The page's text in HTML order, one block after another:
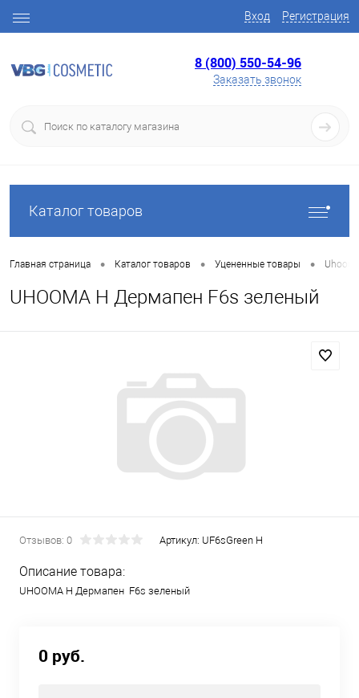
Вход Регистрация
8 (800) 550-54-96
Заказать звонок
Каталог товаров
Главная страница • Каталог товаров • Уцененные товары •
UHOOMA H Дермапен F6s зеленый
Отзывов: 0 Артикул: UF6sGreen H
Описание товара:
UHOOMA H Дермапен F6s зеленый
0 руб.